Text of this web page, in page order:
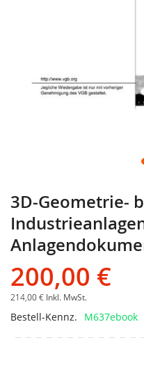
3D-Geometrie-
200,00 €
214,00 € Inkl. MwSt.
Bestell-Kennz. M637ebook